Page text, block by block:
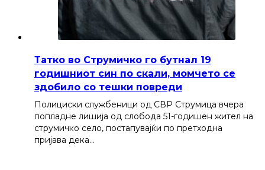
Татко во Струмичко го бутнал 19
годишниот син по скали, момчето се
здобило со тешки повреди
Полициски службеници од СВР Струмица вчера
попладне лишија од слобода 51-годишен жител на
струмичко село, постапувајќи по претходна
пријава дека…